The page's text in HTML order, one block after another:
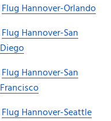
Flug Hannover-Orlando
Flug Hannover-San
Diego
Flug Hannover-San
Francisco
Flug Hannover-Seattle